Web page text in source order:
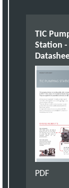
TIC
Station -
PDF